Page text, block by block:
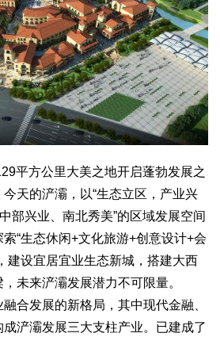
平方公里大美之地开启蓬勃发展之
天的浐灞，以“生态立区，产业兴
部兴业、南北秀美”的区域发展空间
“生态休闲+文化旅游+创意设计+会
建设宜居宜业生态新城，搭建大西
未来浐灞发展潜力不可限量。
合发展的新格局，其中现代金融、
浐灞发展三大支柱产业。已建成了